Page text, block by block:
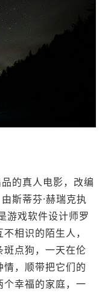
的真人电影，改编
斯蒂芬·赫瑞克执
游戏软件设计师罗
相识的陌生人，
点狗，一天在伦
，顺带把它们的
幸福的家庭，一